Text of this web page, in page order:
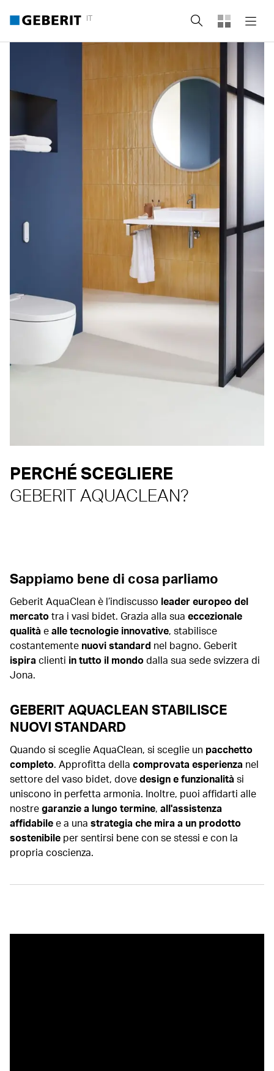
IT Cerca
PERCHÉ SCEGLIERE
GEBERIT AQUACLEAN?
Sappiamo bene di cosa parliamo
Geberit AquaClean è l’indiscusso leader europeo del
mercatotra i vasi bidet. Grazia alla sua eccezionale
qualità ealle tecnologie innovative, stabilisce
costantemente nuovi standard nel bagno. Geberit
ispira clienti in tutto il mondodalla sua sede svizzera di
Jona.
GEBERIT AQUACLEAN STABILISCE
NUOVI STANDARD
Quando si sceglie AquaClean, si sceglie un pacchetto
completo. Approfitta della comprovata esperienza nel
settore del vaso bidet, dovedesign e funzionalità si
uniscono in perfetta armonia. Inoltre, puoi affidarti alle
nostregaranzie a lungo termine, all'assistenza
affidabilee a una strategia che mira a un prodotto
sostenibile per sentirsi bene con se stessi e con la
propria coscienza.